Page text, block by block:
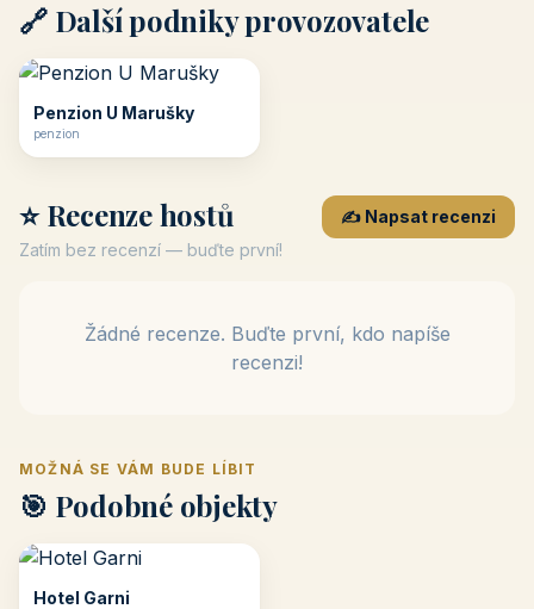
🔗 Další podniky provozovatele
Penzion U Marušky
penzion
⭐ Recenze hostů
Zatím bez recenzí — buďte první!
✍️ Napsat recenzi
Žádné recenze. Buďte první, kdo napíše
recenzi!
MOŽNÁ SE VÁM BUDE LÍBIT
🎯 Podobné objekty
Hotel Garni